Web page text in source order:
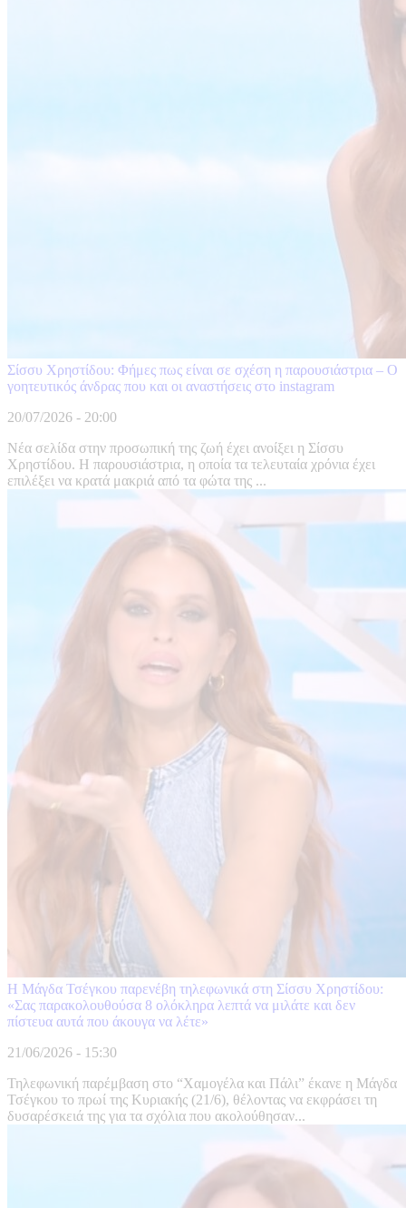
Σίσσυ Χρηστίδου: Φήμες πως είναι σε σχέση η παρουσιάστρια – Ο
γοητευτικός άνδρας που και οι αναστήσεις στο instagram
20/07/2026 - 20:00
Νέα σελίδα στην προσωπική της ζωή έχει ανοίξει η Σίσσυ
Χρηστίδου. Η παρουσιάστρια, η οποία τα τελευταία χρόνια έχει
επιλέξει να κρατά μακριά από τα φώτα της ...
Η Μάγδα Τσέγκου παρενέβη τηλεφωνικά στη Σίσσυ Χρηστίδου:
«Σας παρακολουθούσα 8 ολόκληρα λεπτά να μιλάτε και δεν
πίστευα αυτά που άκουγα να λέτε»
21/06/2026 - 15:30
Τηλεφωνική παρέμβαση στο “Χαμογέλα και Πάλι” έκανε η Μάγδα
Τσέγκου το πρωί της Κυριακής (21/6), θέλοντας να εκφράσει τη
δυσαρέσκειά της για τα σχόλια που ακολούθησαν...